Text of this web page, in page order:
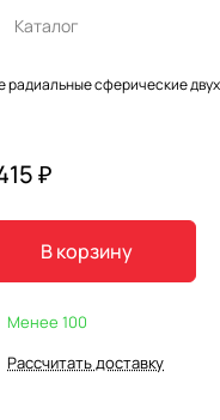
Каталог
радиальные сферические
₽
В корзину
Менее 100
Рассчитать доставку